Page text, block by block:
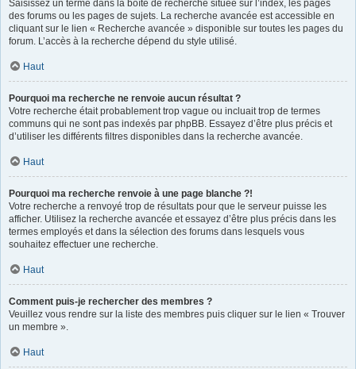
Saisissez un terme dans la boîte de recherche située sur l’index, les pages
des forums ou les pages de sujets. La recherche avancée est accessible en
cliquant sur le lien « Recherche avancée » disponible sur toutes les pages du
forum. L’accès à la recherche dépend du style utilisé.
Haut
Pourquoi ma recherche ne renvoie aucun résultat ?
Votre recherche était probablement trop vague ou incluait trop de termes
communs qui ne sont pas indexés par phpBB. Essayez d’être plus précis et
d’utiliser les différents filtres disponibles dans la recherche avancée.
Haut
Pourquoi ma recherche renvoie à une page blanche ?!
Votre recherche a renvoyé trop de résultats pour que le serveur puisse les
afficher. Utilisez la recherche avancée et essayez d’être plus précis dans les
termes employés et dans la sélection des forums dans lesquels vous
souhaitez effectuer une recherche.
Haut
Comment puis-je rechercher des membres ?
Veuillez vous rendre sur la liste des membres puis cliquer sur le lien « Trouver
un membre ».
Haut